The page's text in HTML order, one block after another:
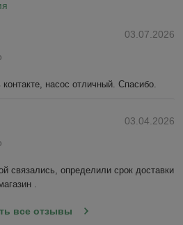
03.07.2026
насос отличный. Спасибо.
03.04.2026
связались, определили срок доставки
.
все отзывы